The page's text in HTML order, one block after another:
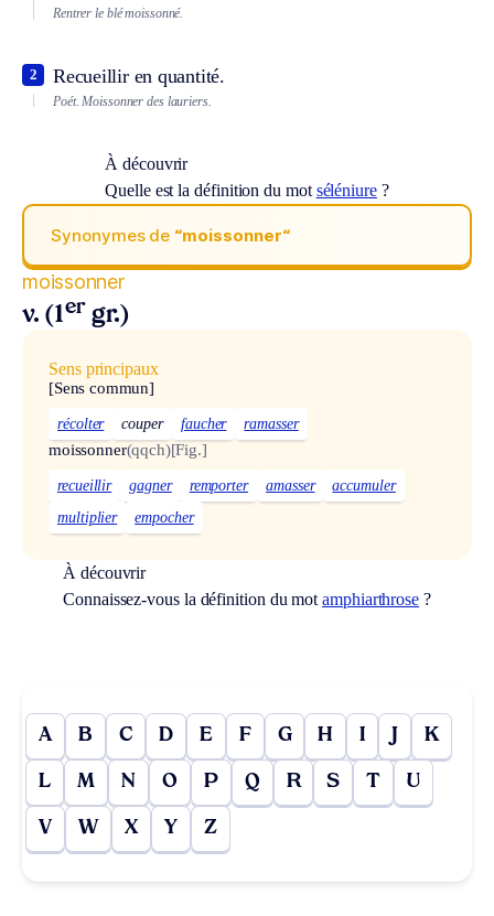
Rentrer le blé moissonné.
Recueillir en quantité.
2
Poét. Moissonner des lauriers.
À découvrir
Quelle est la définition du motséléniure?
Synonymes de “moissonner“
moissonner
v. (1er gr.)
Sens principaux
[Sens commun]
récolter couper faucher ramasser
moissonner(qqch)[Fig.]
recueillir gagner remporter amasser
accumuler
multiplier
empocher
À découvrir
Connaissez-vous la définition du motamphiarthrose ?
A B C D E F G H I J K
L M N O P Q R S T U
V W X Y Z